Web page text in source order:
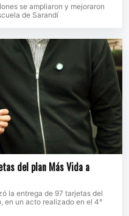
se ampliaron y mejoraron
de Sarandí
del plan Más Vida a
la entrega de 97 tarjetas del
en un acto realizado en el 4°